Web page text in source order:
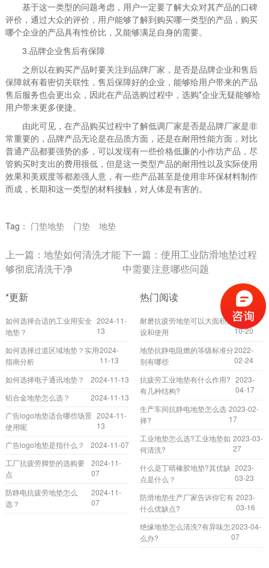
基于这一类型的问题考虑，用户一定要了解大众对其产品的口碑
评价，通过大众的评价，用户能够了解到购买哪一类型的产品，购买
哪个企业的产品具有性价比，又能够满足自身的需要。
3.品牌企业售后有保障
之所以在购买产品时要关注到品牌厂家，是否是品牌企业和售后
保障就有着密切关联性，售后保障好的企业，能够给用户带来的产品
售后服务也会更出众，因此在产品选购过程中，选购*企业无疑能够给
用户带来更多便捷。
由此可见，在产品购买过程中了解低调厂家是否是品牌厂家是非
常重要的，品牌产品无论是在品质方面，还是在耐用性能方面，对比
普通产品都要强势的多，可以发现有一些价格低廉的小作坊产品，尽
管购买时支出的费用很低，但是这一类型产品的耐用性以及实际使用
效果和美观度等都差强人意，有一些产品甚至是使用非环保材料制作
而成，长期和这一类型的材料接触，对人体是有害的。
Tag： 门垫地垫 门垫 地垫
上一篇： 地垫如何清洗才能
够彻底清洗干净
下一篇： 使用工业防滑地垫过程
中需要注意哪些问题
*更新
如何选择合适的工业用安全
地垫？
2024-11-
13
如何选择过道区域地垫？实用
指南分析
2024-
11-13
如何选择电子通讯地垫？
2024-11-13
铝合金地垫怎么选？
2024-11-13
广告logo地垫适合哪些场景
使用呢
2024-11-
13
广告logo地垫是指什么？
2024-11-07
工厂抗疲劳脚垫的选购要
点
2024-11-
07
防静电抗疲劳地垫怎么
选？
2024-11-
07
热门阅读
耐磨抗疲劳地垫可以大面积铺
设和使用
2022-
10-20
地垫抗静电阻燃的等级标准分
别有哪些
2022-
02-24
抗疲劳工业地垫有什么作用?
有几种结构?
2023-
04-17
生产车间抗静电地垫怎么选
择?
2023-02-
17
工业地垫怎么选?工业地垫如
何清洗?
2023-03-
27
什么是丁晴橡胶地垫?其优缺
点是什么？
2023-
03-23
防滑地垫生产厂家告诉你它有
什么优缺点?
2023-
03-16
绝缘地垫怎么清洗?有异味怎
么办?
2023-04-
07